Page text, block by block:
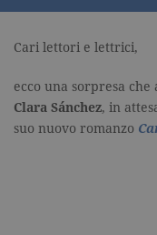
Cari lettori e lettrici,
ecco una sorpresa
Clara Sánchez, in
suo nuovo romanzo